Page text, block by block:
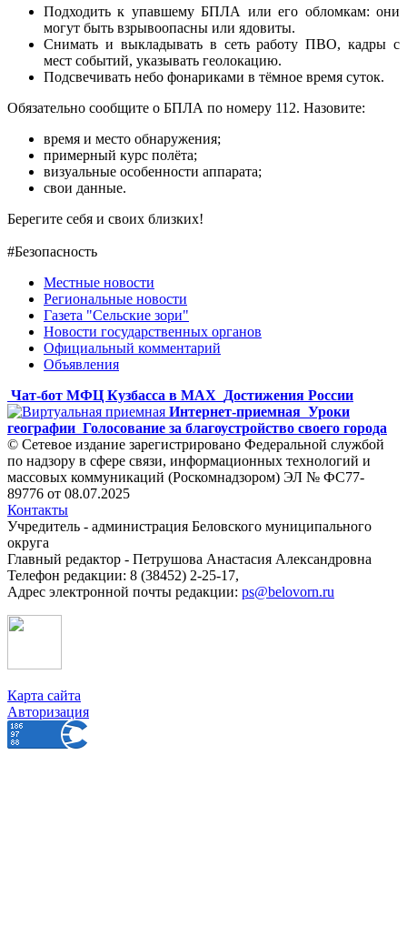
Подходить к упавшему БПЛА или его обломкам: они
могут быть взрывоопасны или ядовиты.
Снимать и выкладывать в сеть работу ПВО, кадры с
мест событий, указывать геолокацию.
Подсвечивать небо фонариками в тёмное время суток.
Обязательно сообщите о БПЛА по номеру 112. Назовите:
время и место обнаружения;
примерный курс полёта;
визуальные особенности аппарата;
свои данные.
Берегите себя и своих близких!
#Безопасность
Местные новости
Региональные новости
Газета "Сельские зори"
Новости государственных органов
Официальный комментарий
Объявления
Чат-бот МФЦ Кузбасса в MAX
Достижения России
Интернет-приемная Уроки
географии Голосование за благоустройство своего города
© Сетевое издание зарегистрировано Федеральной службой
по надзору в сфере связи, информационных технологий и
массовых коммуникаций (Роскомнадзором) ЭЛ № ФС77-
89776 от 08.07.2025
Контакты
Учредитель - администрация Беловского муниципального
округа
Главный редактор - Петрушова Анастасия Александровна
Телефон редакции: 8 (38452) 2-25-17,
Адрес электронной почты редакции: ps@belovorn.ru
Карта сайта
Авторизация